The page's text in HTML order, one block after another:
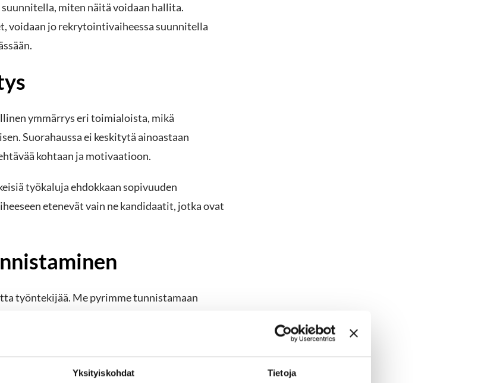
Yksityiskohdat Tietoja
miten näitä voidaan hallita.
voidaan jo rekrytointivaiheessa suunnitella
ymmärrys eri toimialoista, mikä
Suorahaussa ei keskitytä ainoastaan
kohtaan ja motivaatioon.
työkaluja ehdokkaan sopivuuden
etenevät vain ne kandidaatit, jotka ovat
työntekijää. Me pyrimme tunnistamaan
jotka voivat tehdä avoimesta tehtävästä
mutta samalla realistisena, jotta vältetään